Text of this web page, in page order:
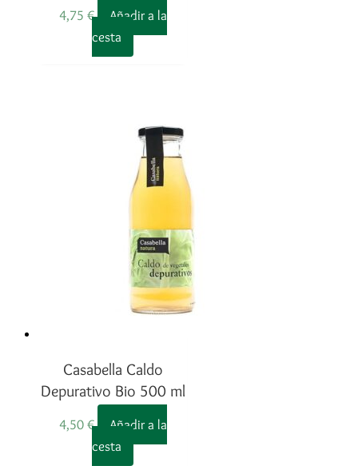
4,75 €
Añadir a la
cesta
Casabella Caldo
Depurativo Bio 500 ml
4,50 €
Añadir a la
cesta